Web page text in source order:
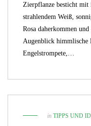
Zierpflanze besticht
strahlendem Weiß,
Rosa daherkommen
Augenblick himmlische
Engelstrompete,…
in TIPPS UND